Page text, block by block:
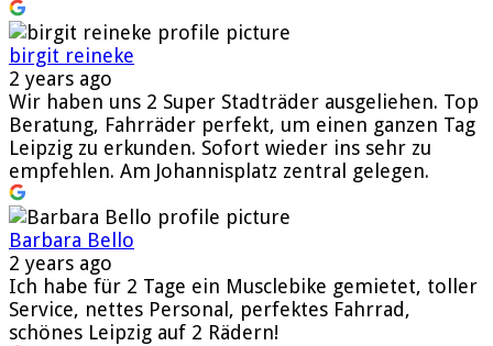
birgit reineke
2 years ago
Wir haben uns 2 Super Stadträder ausgeliehen. Top
Beratung, Fahrräder perfekt, um einen ganzen Tag
Leipzig zu erkunden. Sofort wieder ins sehr zu
empfehlen. Am Johannisplatz zentral gelegen.
Barbara Bello
2 years ago
Ich habe für 2 Tage ein Musclebike gemietet, toller
Service, nettes Personal, perfektes Fahrrad,
schönes Leipzig auf 2 Rädern!